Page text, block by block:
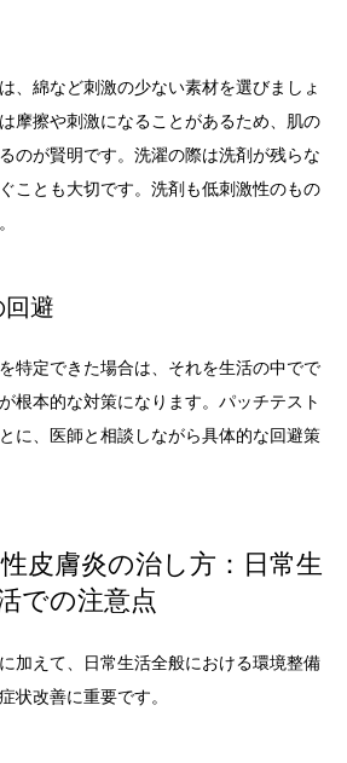
、綿など刺激の少ない素材を選びましょ
摩擦や刺激になることがあるため、肌の
のが賢明です。洗濯の際は洗剤が残らな
ことも大切です。洗剤も低刺激性のもの
回避
特定できた場合は、それを生活の中でで
根本的な対策になります。パッチテスト
に、医師と相談しながら具体的な回避策
皮膚炎の治し方：日常生
での注意点
加えて、日常生活全般における環境整備
状改善に重要です。